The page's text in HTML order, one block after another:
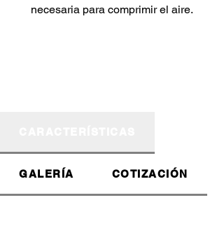
necesaria para comprimir el aire.
GALERÍA COTIZACIÓN